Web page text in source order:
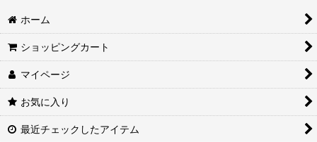
ホーム
ショッピングカート
マイページ
お気に入り
最近チェックしたアイテム